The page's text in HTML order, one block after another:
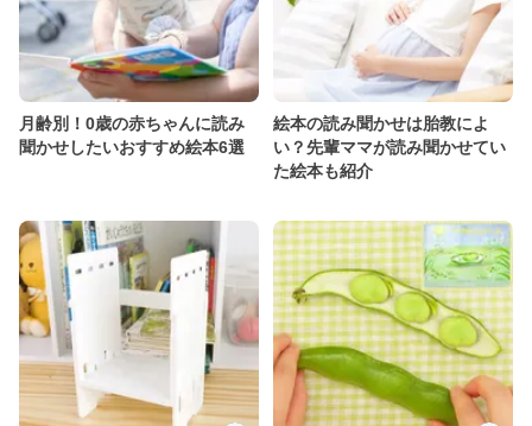
月齢別！0歳の赤ちゃんに読み
聞かせしたいおすすめ絵本6選
絵本の読み聞かせは胎教によ
い？先輩ママが読み聞かせてい
た絵本も紹介